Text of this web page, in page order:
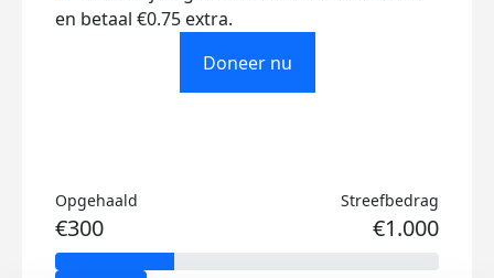
en betaal €0.75 extra.
Doneer nu
Opgehaald
€300
Streefbedrag
€1.000